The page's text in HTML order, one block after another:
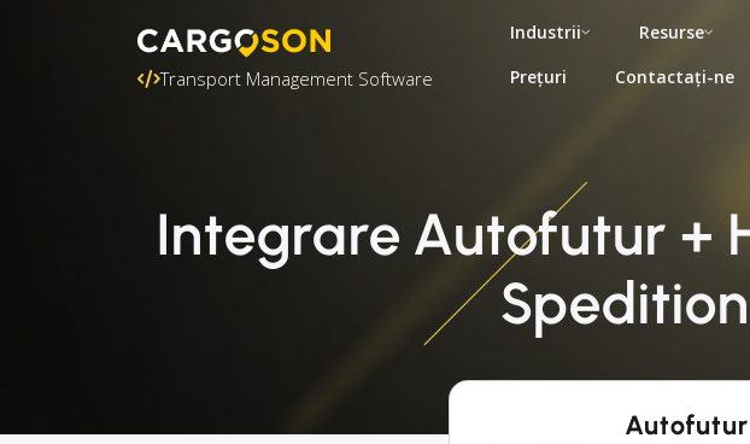
Transport Management Software
Industrii
Resurse
Prețuri
Contactați-ne
Integrare Autofutur +
Autofutur